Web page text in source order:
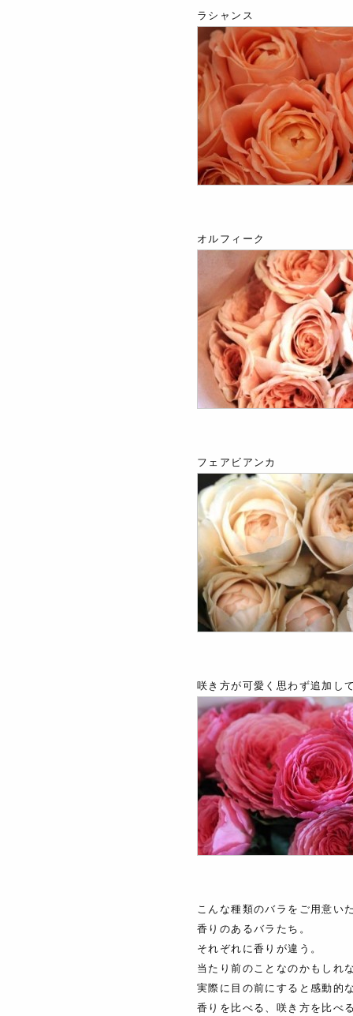
ラシャンス
オルフィーク
フェアビアンカ
咲き方が可愛く思わず追加し
こんな種類のバラをご用意い
香りのあるバラたち。
それぞれに香りが違う。
当たり前のことなのかもしれ
実際に目の前にすると感動的
香りを比べる、咲き方を比べ